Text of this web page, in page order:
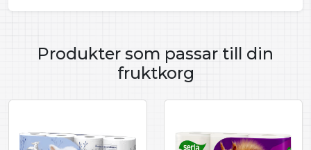
Produkter som passar till din
fruktkorg